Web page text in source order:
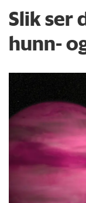
Slik ser
hunn-